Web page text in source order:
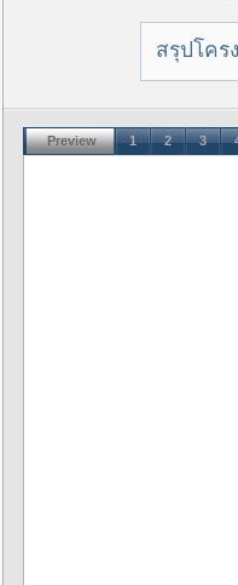
สรุปโค
Preview 1 2 3